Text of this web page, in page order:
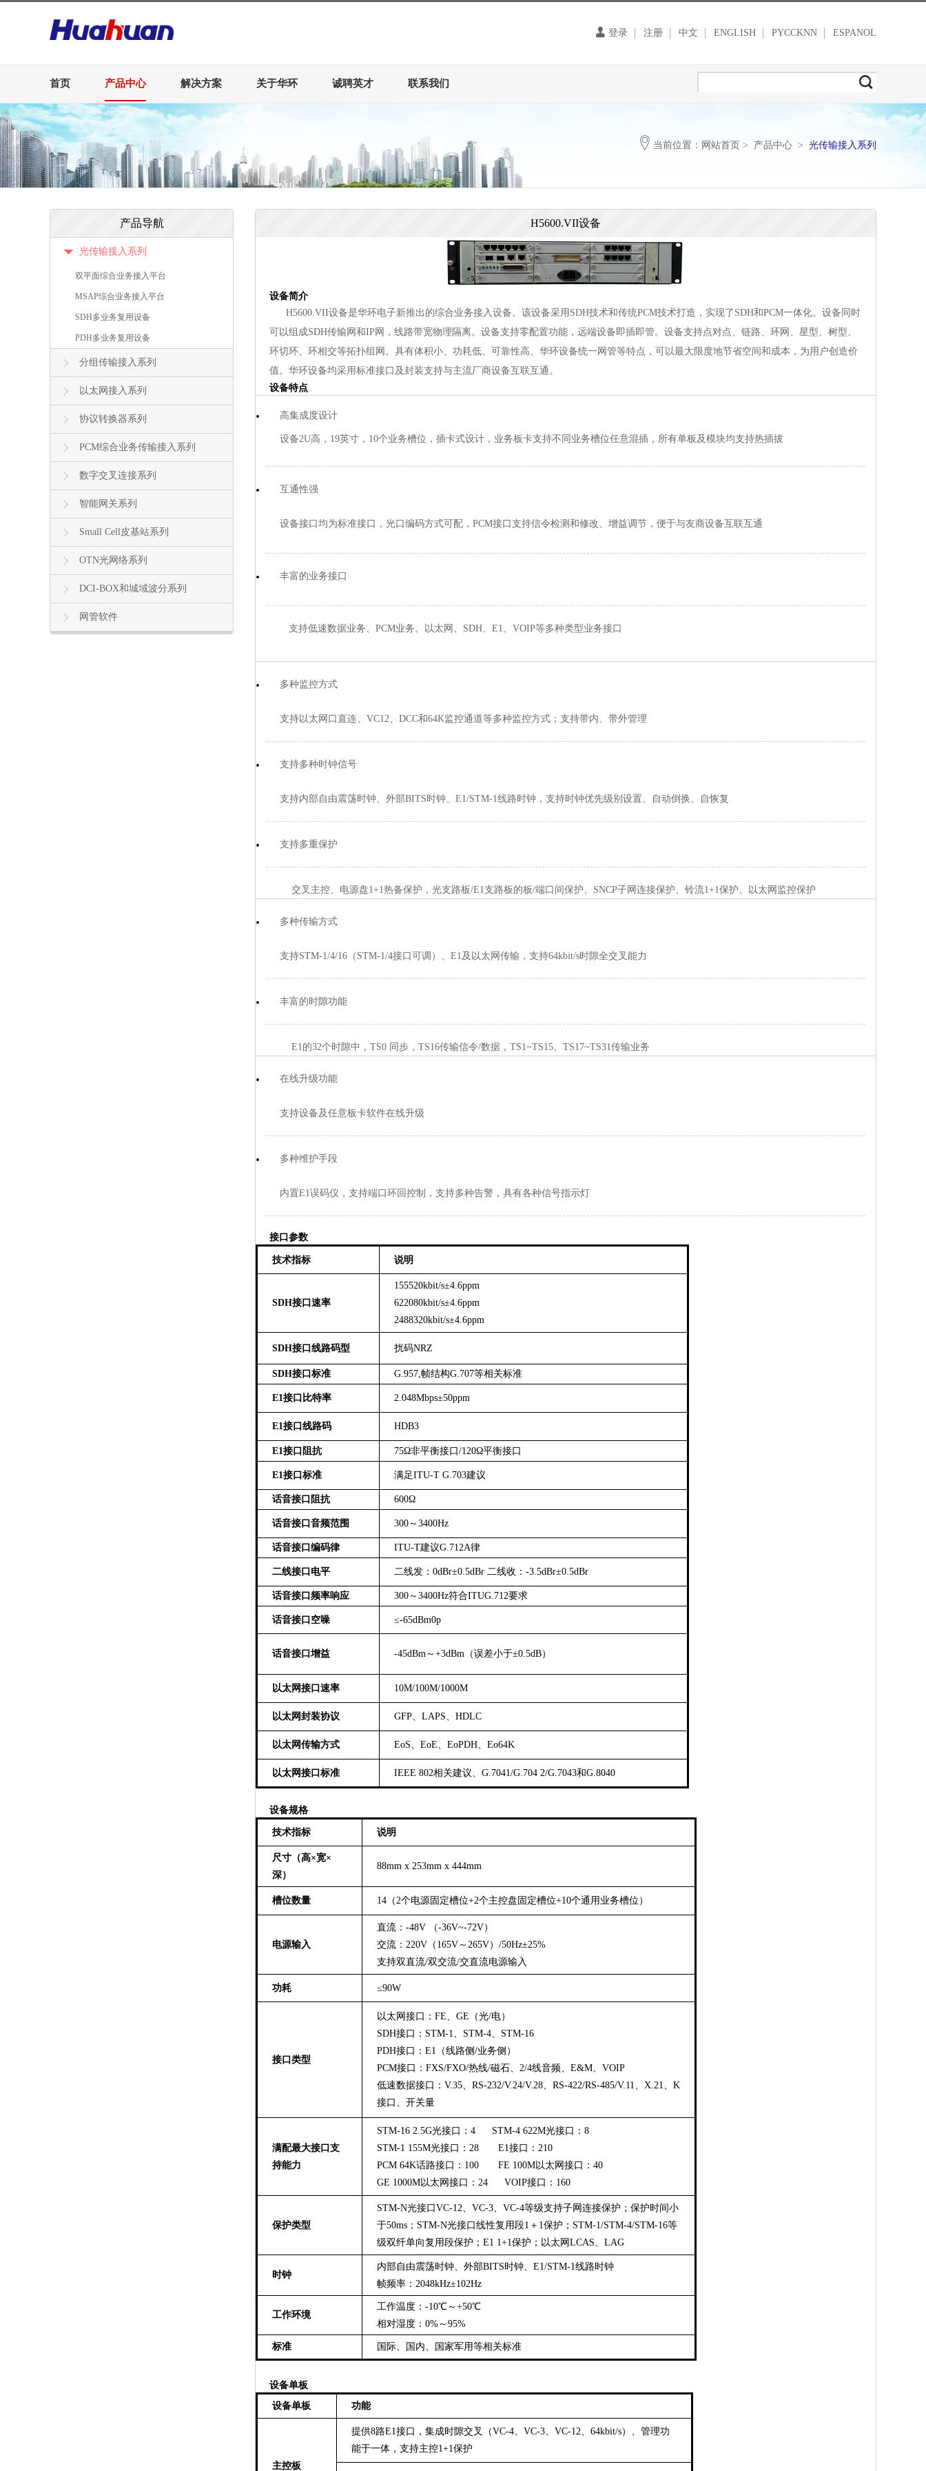
登录 注册 中文 ENGLISH PYCCKNN ESPANOL
首页 产品中心 解决方案 关于华环 诚聘英才 联系我们
当前位置： 网站首页 > 产品中心 > 光传输接入系列
产品导航
光传输接入系列
双平面综合业务接入平台
MSAP综合业务接入平台
SDH多业务复用设备
PDH多业务复用设备
分组传输接入系列
以太网接入系列
协议转换器系列
PCM综合业务传输接入系列
数字交叉连接系列
智能网关系列
Small Cell皮基站系列
OTN光网络系列
DCI-BOX和城域波分系列
网管软件
H5600.VII设备
设备简介
H5600.VII设备是华环电子新推出的综合业务接入设备。该设备采用SDH技术和传统PCM技术打造，实现了SDH和PCM一体化。设备同时
可以组成SDH传输网和IP网，线路带宽物理隔离。设备支持零配置功能，远端设备即插即管。设备支持点对点、链路、环网、星型、树型、
环切环、环相交等拓扑组网。具有体积小、功耗低、可靠性高、华环设备统一网管等特点，可以最大限度地节省空间和成本，为用户创造价
值。华环设备均采用标准接口及封装支持与主流厂商设备互联互通。
设备特点
高集成度设计
设备2U高，19英寸，10个业务槽位，插卡式设计，业务板卡支持不同业务槽位任意混插，所有单板及模块均支持热插拔
互通性强
设备接口均为标准接口，光口编码方式可配，PCM接口支持信令检测和修改、增益调节，便于与友商设备互联互通
丰富的业务接口
支持低速数据业务、PCM业务、以太网、SDH、E1、VOIP等多种类型业务接口
多种监控方式
支持以太网口直连、VC12、DCC和64K监控通道等多种监控方式；支持带内、带外管理
支持多种时钟信号
支持内部自由震荡时钟、外部BITS时钟、E1/STM-1线路时钟，支持时钟优先级别设置、自动倒换、自恢复
支持多重保护
交叉主控、电源盘1+1热备保护，光支路板/E1支路板的板/端口间保护、SNCP子网连接保护、铃流1+1保护、以太网监控保护
多种传输方式
支持STM-1/4/16（STM-1/4接口可调）、E1及以太网传输，支持64kbit/s时隙全交叉能力
丰富的时隙功能
E1的32个时隙中，TS0 同步，TS16传输信令/数据，TS1~TS15、TS17~TS31传输业务
在线升级功能
支持设备及任意板卡软件在线升级
多种维护手段
内置E1误码仪，支持端口环回控制，支持多种告警，具有各种信号指示灯
接口参数
技术指标 说明
SDH接口速率
155520kbit/s±4.6ppm
622080kbit/s±4.6ppm
2488320kbit/s±4.6ppm
SDH接口线路码型 扰码NRZ
SDH接口标准 G.957,帧结构G.707等相关标准
E1接口比特率 2.048Mbps±50ppm
E1接口线路码 HDB3
E1接口阻抗 75Ω非平衡接口/120Ω平衡接口
E1接口标准 满足ITU-T G.703建议
话音接口阻抗 600Ω
话音接口音频范围 300～3400Hz
话音接口编码律 ITU-T建议G.712A律
二线接口电平 二线发：0dBr±0.5dBr 二线收：-3.5dBr±0.5dBr
话音接口频率响应 300～3400Hz符合ITUG.712要求
话音接口空噪 ≤-65dBm0p
话音接口增益 -45dBm～+3dBm（误差小于±0.5dB）
以太网接口速率 10M/100M/1000M
以太网封装协议 GFP、LAPS、 HDLC
以太网传输方式 EoS、EoE、EoPDH、Eo64K
以太网接口标准 IEEE 802相关建议、 G.7041/G.704 2/G.7043和G.8040
设备规格
技术指标 说明
尺寸 （高×宽×
深）
88mm x 253mm x 444mm
槽位数量 14 （2个电源固定槽位+2个主控盘固定槽位+10个通用业务槽位）
电源输入
直流：-48V （-36V~-72V）
交流：220V（165V～265V）/50Hz±25%
支持双直流/双交流/交直流电源输入
功耗 ≤90W
接口类型
以太网接口：FE、GE（光/电）
SDH接口：STM-1、STM-4、STM-16
PDH接口：E1（线路侧/业务侧）
PCM接口：FXS/FXO/热线/磁石、2/4线音频、E&M、VOIP
低速数据接口：V.35、RS-232/V.24/V.28、RS-422/RS-485/V.11、X.21、K
接口 、 开关量
满配最大接口支
持能力
STM-16 2.5G光接口：4 STM-4 622M光接口：8
STM-1 155M光接口： 28 E1接口：210
PCM 64K话路接口：100 FE 100M以太网接口：40
GE 1000M以太网接口： 24 VOIP接口： 160
保护类型
STM-N光接口VC-12、VC-3、VC-4等级支持子网连接保护；保护时间小
于50ms；STM-N光接口线性复用段1＋1保护；STM-1/STM-4/STM-16等
级双纤单向复用段保护；E1 1+1保护；以太网LCAS、LAG
时钟
内部自由震荡时钟、外部BITS时钟、E1/STM-1线路时钟
帧频率：2048kHz±102Hz
工作环境
工作温度：-10℃～+50℃
相对湿度 ： 0%～95%
标准 国际、国内、国家军用等相关标准
设备单板
设备单板
功能
主控板
提供8路E1接口，集成时隙交叉（VC-4、 VC-3、 VC-12、 64kbit/s）、管理功
能于一体，支持主控1+1保护